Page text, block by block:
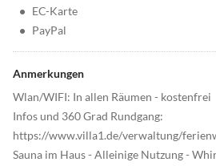
• EC-Karte
• PayPal
Anmerkungen
Wlan/WIFI: In allen Räumen - kostenfrei
Infos und 360 Grad Rundgang:
https://www.villa1.de/verwaltung/
Sauna im Haus - Alleinige Nutzung -